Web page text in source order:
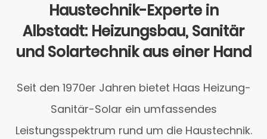
Haustechnik-Experte in
Albstadt: Heizungsbau, Sanitär
und Solartechnik aus einer Hand
Seit den 1970er Jahren bietet Haas Heizung-
Sanitär-Solar ein umfassendes
Leistungsspektrum rund um die Haustechnik.